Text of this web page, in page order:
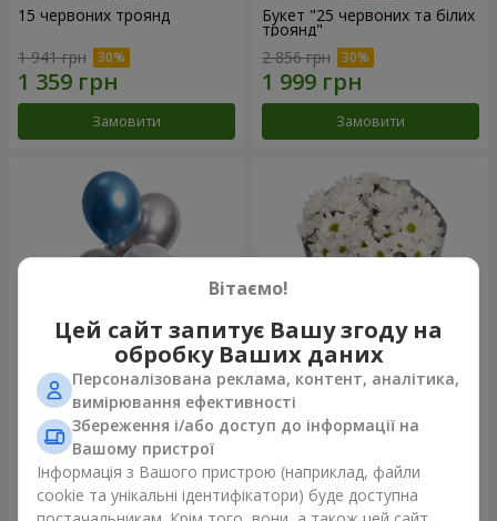
15 червоних троянд
1 941 грн
Замовити
Букет "25 червоних та білих
троянд"
2 856 грн
Замовити
Фонтан куль "Шарм"
Замовити
Букет "Кіото" з 5 білих
хризантем
Замовити
Вітаємо!
Цей сайт запитує Вашу згоду на
обробку Ваших даних
Персоналізована реклама, контент, аналітика,
вимірювання ефективності
Збереження і/або доступ до інформації на
Вашому пристрої
Інформація з Вашого пристрою (наприклад, файли
cookie та унікальні ідентифікатори) буде доступна